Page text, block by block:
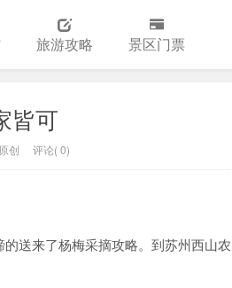
旅游攻略 景区门票
皆可
创 评论( 0)
送来了杨梅采摘攻略。到苏州西山农